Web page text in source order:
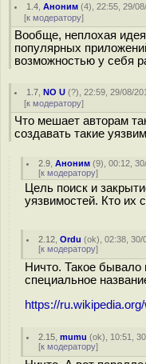
1.4 ,Аноним (4), 22:55, 29/
[к модератору]
Вообще, неплохая
популярных
возможностью у себя
1.7 ,NO U (?), 22:59, 29/08/
[к модератору]
Что мешает авторам
создавать такие
2.9 ,Аноним (9), 00:12,
[к модератору]
Цель поиск и
уязвимостей. Кто их
2.12 ,Ordu (ok), 02:38, 30/
[к модератору]
Ничто. Такое
специальное
https://
2.15 ,mumu (ok), 10:51,
[к модератору]